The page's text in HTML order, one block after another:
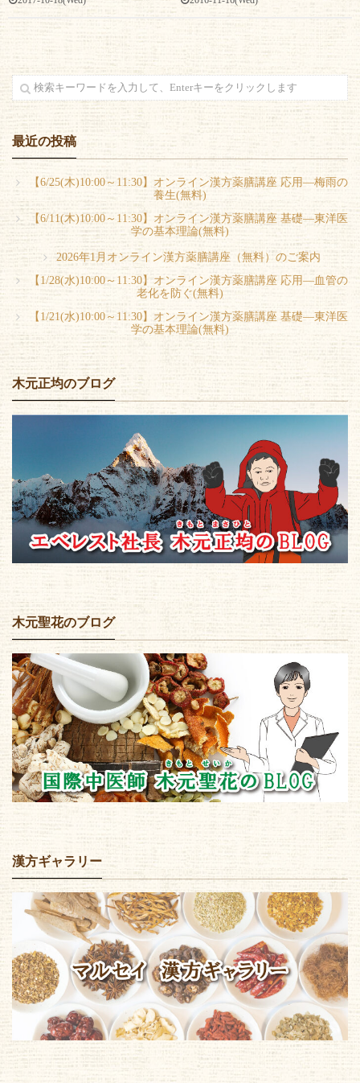
最近の投稿
【6/25(木)10:00～11:30】オンライン漢方薬膳講座 応用―梅雨の
養生(無料)
【6/11(木)10:00～11:30】オンライン漢方薬膳講座 基礎―東洋医
学の基本理論(無料)
2026年1月オンライン漢方薬膳講座（無料）のご案内
【1/28(水)10:00～11:30】オンライン漢方薬膳講座 応用―血管の
老化を防ぐ(無料)
【1/21(水)10:00～11:30】オンライン漢方薬膳講座 基礎―東洋医
学の基本理論(無料)
木元正均のブログ
木元聖花のブログ
漢方ギャラリー